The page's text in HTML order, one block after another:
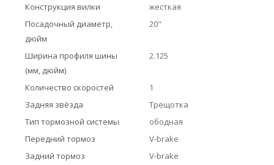
Конструкция вилки
жесткая
Посадочный диаметр,
дюйм
20"
Ширина профиля шины
(мм, дюйм)
2.125
Количество скоростей
1
Задняя звёзда
Трещотка
Тип тормозной системы
ободная
Передний тормоз
V-brake
Задний тормоз
V-brake